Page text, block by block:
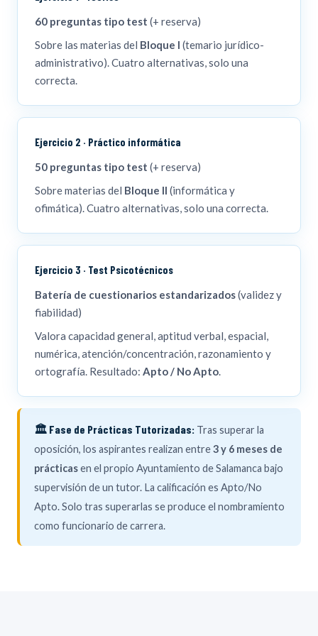
14. Ordenanzas y reglamentos de las entidades locales.
Los bandos.
17. Los bienes de las entidades locales.
18. Los contratos administrativos en la esfera local.
Clases.
19. El procedimiento administrativo local. El registro de
20. Funcionamiento de los órganos colegiados locales.
Ordenanzas fiscales.
22. Los presupuestos locales: concepto, principio y
estructura.
23. Atención al público: acogida e información a la
ciudadanía. Atención de personas con discapacidad.
25. La Protección de Datos. Principios, derechos y
obligaciones.
26. Concepto de documento, registro y archivo.
Funciones del registro y del archivo.
27. Funcionamiento electrónico del sector público.
60 preguntas tipo test (+ reserva)
Sobre las materias del Bloque I (temario jurídico-
administrativo). Cuatro alternativas, solo una
correcta.
Ejercicio 2 · Práctico informática
50 preguntas tipo test (+ reserva)
Sobre materias del Bloque II (informática y
ofimática). Cuatro alternativas, solo una correcta.
Ejercicio 3 · Test Psicotécnicos
Batería de cuestionarios estandarizados(validez y
fiabilidad)
Valora capacidad general, aptitud verbal, espacial,
numérica, atención/concentración, razonamiento y
ortografía. Resultado: Apto / No Apto
🏛️ Fase de Prácticas Tutorizadas: Tras superar la
oposición, los aspirantes realizan entre3 y 6 meses de
prácticasen el propio Ayuntamiento de Salamanca bajo
supervisión de un tutor. La calificación es Apto/No
Apto. Solo tras superarlas se produce el nombramiento
como funcionario de carrera.